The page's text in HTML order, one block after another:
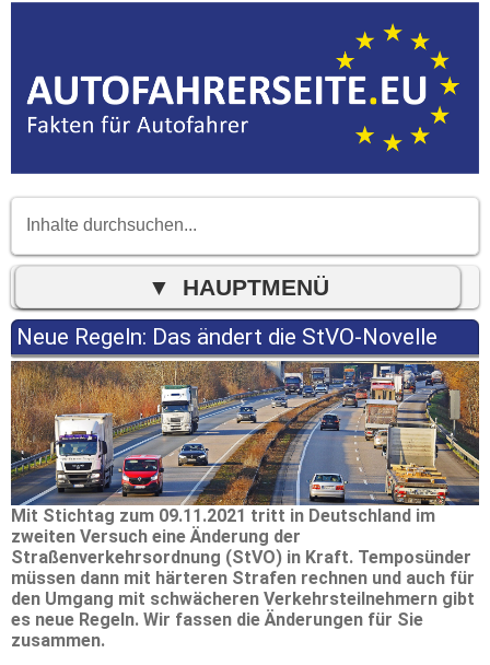
Neue Regeln: Das ändert die StVO-Novelle
Mit Stichtag zum 09.11.2021 tritt in Deutschland im
zweiten Versuch eine Änderung der
Straßenverkehrsordnung (StVO) in Kraft. Temposünder
müssen dann mit härteren Strafen rechnen und auch für
den Umgang mit schwächeren Verkehrsteilnehmern gibt
es neue Regeln. Wir fassen die Änderungen für Sie
zusammen.